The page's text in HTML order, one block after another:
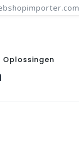
Oplossingen